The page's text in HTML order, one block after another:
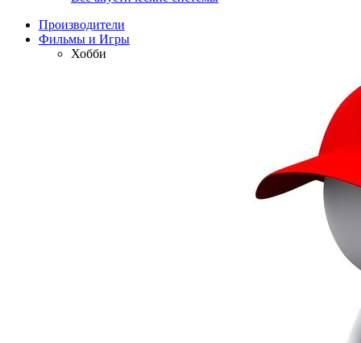
Производители
Фильмы и Игры
Хобби